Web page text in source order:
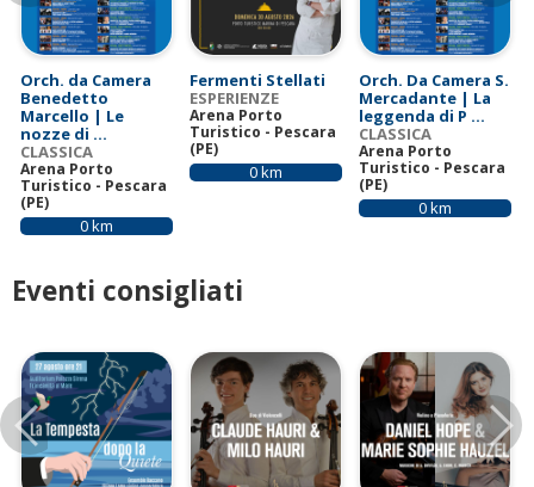
c
a
Orch. da Camera
Benedetto
Marcello | Le
nozze di ...
CLASSICA
Arena Porto
Turistico - Pescara
(PE)
0 km
Fermenti Stellati
ESPERIENZE
Arena Porto
Turistico - Pescara
(PE)
0 km
Orch. Da Camera S.
Mercadante | La
leggenda di P ...
CLASSICA
Arena Porto
Turistico - Pescara
(PE)
0 km
Eventi consigliati
Indietro